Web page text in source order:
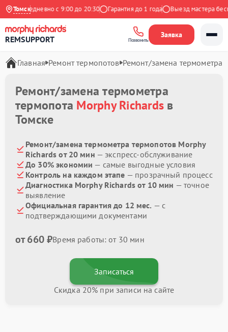
Томск
Ежедневно с 9:00 до 20:30 Гарантия до 1 года Выезд мастера
REMSUPPORT Позвонить
Заявка
Главная Ремонт термопотов Ремонт/замена термометра
Ремонт/замена термометра
термопота Morphy Richards в
Томске
Ремонт/замена термометра термопотов Morphy
Richards от 20 мин — экспресс-обслуживание
До 30% экономии — самые выгодные условия
Контроль на каждом этапе — прозрачный процесс
Диагностика Morphy Richards от 10 мин — точное
выявление
Официальная гарантия до 12 мес. — с
подтверждающими документами
от 660 ₽Время работы: от 30 мин
Записаться
Скидка 20% при записи на сайте